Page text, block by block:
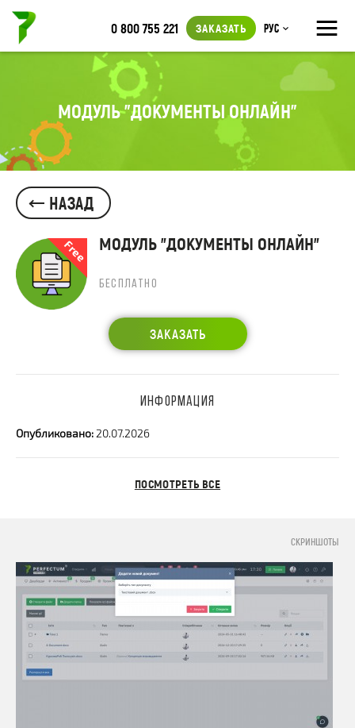
≡
0 800 755 221 ЗАКАЗАТЬ Рус
МОДУЛЬ "ДОКУМЕНТЫ ОНЛАЙН"
НАЗАД
МОДУЛЬ "ДОКУМЕНТЫ ОНЛАЙН"
БЕСПЛАТНО
ЗАКАЗАТЬ
ИНФОРМАЦИЯ
Опубликовано: 20.07.2026
ПОСМОТРЕТЬ ВСЕ
СКРИНШОТЫ